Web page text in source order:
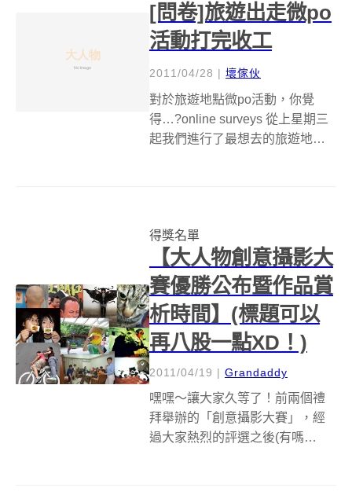
怨尤啊！以下就是我...
[問卷]旅遊出走微po
活動打完收工
2011/04/28 | 壞傢伙
對於旅遊地點微po活動，你覺
得…?online surveys 從上星期三
起我們進行了最想去的旅遊地點
多特別的旅遊地點，就藏在...
得獎名單
【大人物創意攝影大
賽優勝公布暨作品賞
析時間】(標題可以
再八股一點XD！)
2011/04/19 | Grandaddy
嘿嘿～讓大家久等了！前兩個禮
拜舉辦的「創意攝影大賽」，經
過大家熱烈的評選之後(有嗎